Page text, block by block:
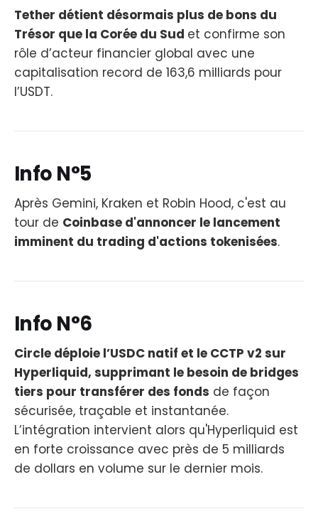
Tether détient désormais plus de bons du
Trésor que la Corée du Sud et confirme son
rôle d’acteur financier global avec une
capitalisation record de 163,6 milliards pour
l’USDT.
Info N°5
Après Gemini, Kraken et Robin Hood, c'est au
tour de Coinbase d'annoncer le lancement
imminent du trading d'actions tokenisées.
Info N°6
Circle déploie l’USDC natif et le CCTP v2 sur
Hyperliquid, supprimant le besoin de bridges
tiers pour transférer des fonds de façon
sécurisée, traçable et instantanée.
L’intégration intervient alors qu'Hyperliquid est
en forte croissance avec près de 5 milliards
de dollars en volume sur le dernier mois.